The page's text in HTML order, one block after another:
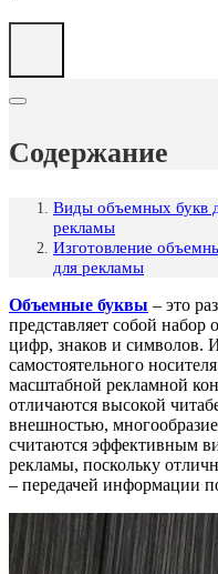
Содержание
Виды объемных букв
рекламы
Изготовление
для рекламы
Объемные буквы – это
представляет собой
цифр, знаков и символов.
самостоятельного
масштабной рекламной
отличаются высокой
внешностью,
считаются эффективным
рекламы, поскольку
– передачей информации